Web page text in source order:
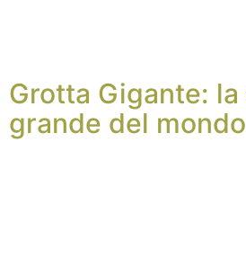
Grotta Gigante: la
grande del mondo